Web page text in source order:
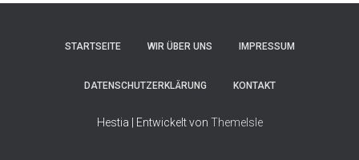
STARTSEITE WIR ÜBER UNS IMPRESSUM
DATENSCHUTZERKLÄRUNG KONTAKT
Hestia | Entwickelt von ThemeIsle